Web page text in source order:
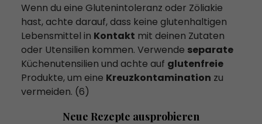
Wenn du eine Glutenintoleranz oder Zöliakie
hast, achte darauf, dass keine glutenhaltigen
Lebensmittel in Kontakt mit deinen Zutaten
oder Utensilien kommen. Verwende separate
Küchenutensilien und achte auf glutenfreie
Produkte, um eine Kreuzkontamination zu
vermeiden. (6)
Neue Rezepte ausprobieren